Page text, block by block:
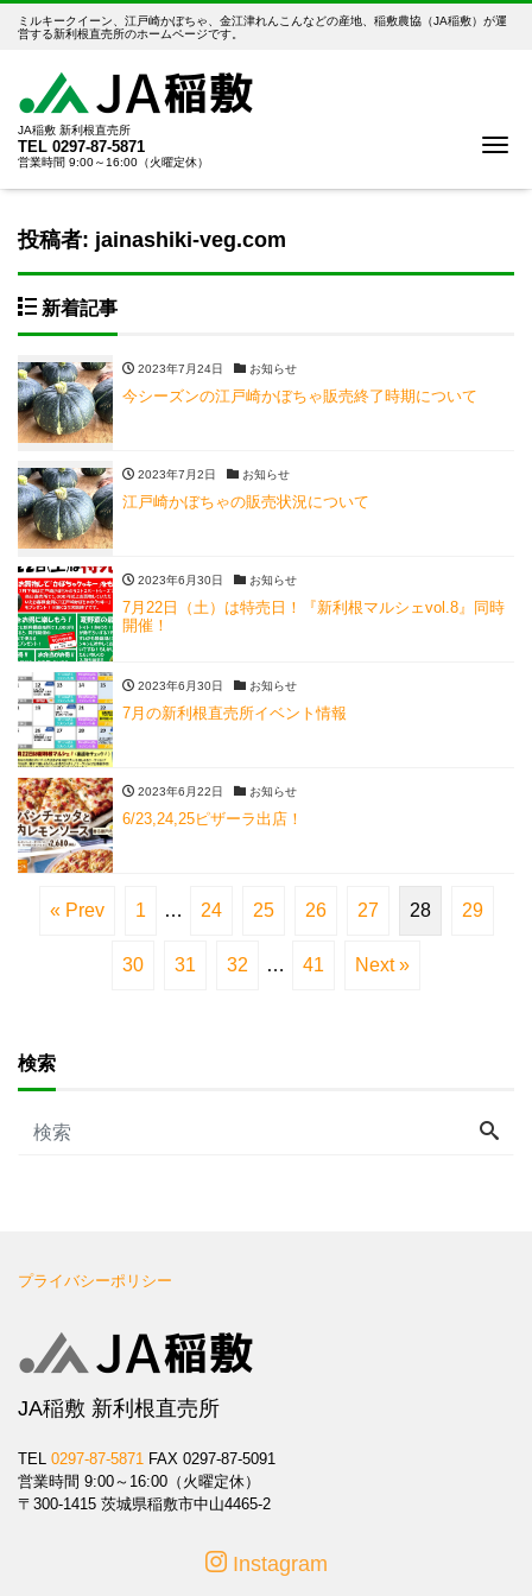
ミルキークイーン、江戸崎かぼちゃ、金江津れんこんなどの産地、稲敷農協（JA稲敷）が運
営する新利根直売所のホームページです。
JA稲敷 新利根直売所
TEL 0297-87-5871
営業時間 9:00～16:00（火曜定休）
投稿者: jainashiki-veg.com
新着記事
2023年7月24日 お知らせ
今シーズンの江戸崎かぼちゃ販売終了時期について
2023年7月2日 お知らせ
江戸崎かぼちゃの販売状況について
2023年6月30日 お知らせ
7月22日（土）は特売日！『新利根マルシェvol.8』同時
開催！
2023年6月30日 お知らせ
7月の新利根直売所イベント情報
2023年6月22日 お知らせ
6/23,24,25ピザーラ出店！
« Prev 1 … 24 25 26 27 28 29
30 31 32 … 41 Next »
検索
プライバシーポリシー
JA稲敷 新利根直売所
TEL 0297-87-5871 FAX 0297-87-5091
営業時間 9:00～16:00（火曜定休）
〒300-1415 茨城県稲敷市中山4465-2
Instagram